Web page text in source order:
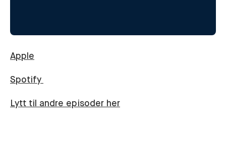
Apple
Spotify
Lytt til andre episoder her